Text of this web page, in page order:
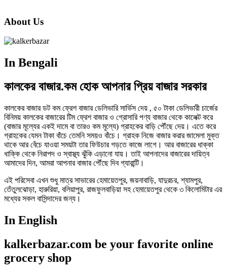
About Us
In Bengali
কালকের বাজার.কম হোক আপনার প্রিয় বাজার সরকার
কালকের বাজার ডট কম ফ্রেশ বাজার ডেলিভারি সার্ভিস দেয় , ৫০ টাকা ডেলিভারী চার্জের
বিনিময় কালকের বাজারের টিম ফ্রেশ বাজার ও গ্রোসারি পণ্য বাজার থেকে কালেক্ট করে
(বাজার মূল্যের একই দামে বা তারও কম মূল্যে) গ্রাহকের বাড়ি পৌঁছে দেয়। এতে করে
গ্রাহকের যেমন টাকা বাঁচে তেমনি সময়ও বাঁচে। গ্রাহক নিজে বাজার করার জামেলা মুক্ত
থাকে আর বেঁচে যাওয়া সময়টা তার ফিউচার গড়তে কাজে লাগে। আর বাজারের ধাক্কা
ধাক্কি থেকে নিরাপদ ও স্বাস্থ্য ঝুঁকি এড়ানো যায়। তাই আপনাদের বাজারের দায়িত্ব
আমাদের দিন, আমরা আপনার বাজার পৌঁছে দিব গ্যারান্টি।
এই পরিসেবা এখন শুধু মাত্র সাভারের হেমায়েতপুর, জয়নাবাড়ি, যাদুরচর, শ্যামপুর,
তেঁতুলঝোড়া, হারুরিয়া, বলিয়াপুর, রাজফুলবাড়িয়া সহ হেমায়েতপুর থেকে ৩ কিলোমিটার এর
মধ্যের সকল বাসিন্দাদের জন্য।
In English
kalkerbazar.com be your favorite online
grocery shop